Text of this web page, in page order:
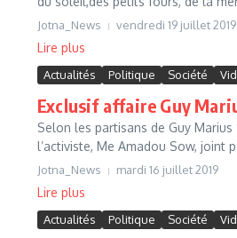
Jotna_News vendredi 19 juillet 2019
Lire plus
Actualités Politique Société
Exclusif affaire Guy
Selon les partisans de Guy
l’activiste, Me Amadou Sow, joint
Jotna_News mardi 16 juillet 2019
Lire plus
Actualités Politique Société